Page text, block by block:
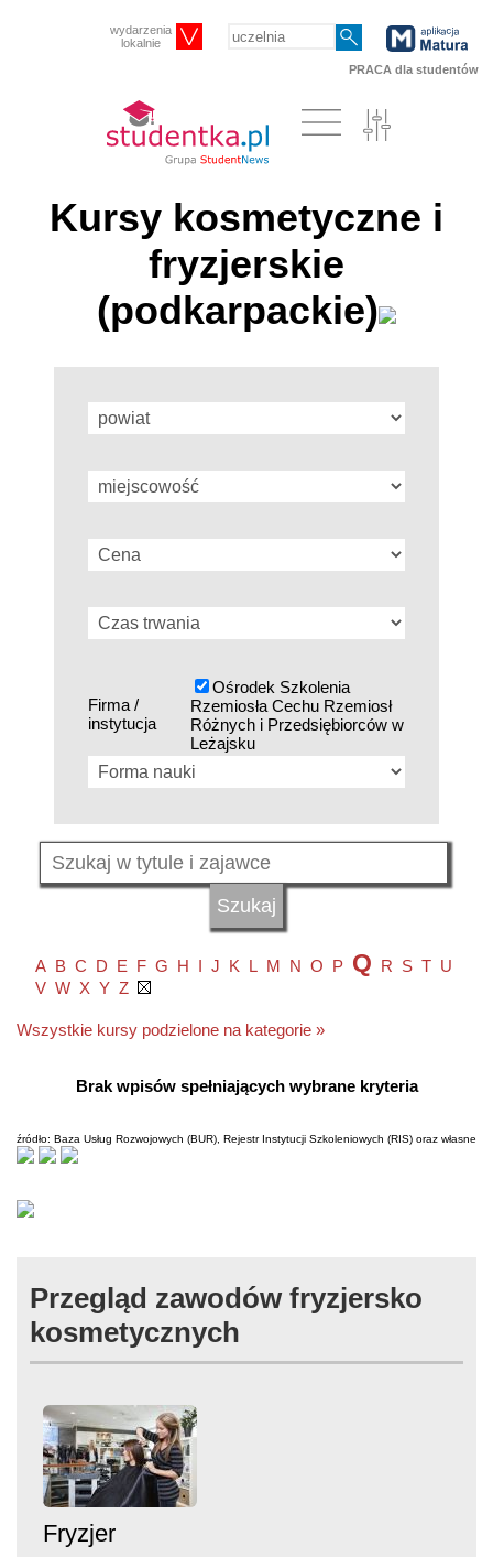
wydarzenia
lokalnie
PRACA dla studentów
Przegląd zawodów fryzjersko
kosmetycznych
Fryzjer
Kursy kosmetyczne i
fryzjerskie
(podkarpackie)
Firma /
instytucja
Ośrodek Szkolenia
Rzemiosła Cechu Rzemiosł
Różnych i Przedsiębiorców w
Leżajsku
A B C D E F G H J K L M N O P Q R S T U
V W X Y Z
Wszystkie kursy podzielone na kategorie »
Brak wpisów spełniających wybrane kryteria
źródło: Baza Usług Rozwojowych (BUR), Rejestr Instytucji Szkoleniowych (RIS) oraz własne